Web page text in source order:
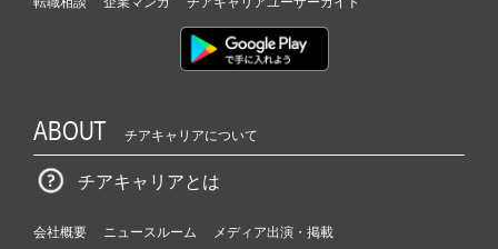
ABOUT チアキャリアについて
チアキャリアとは
会社概要 ニュースルーム
メディア出演・掲載